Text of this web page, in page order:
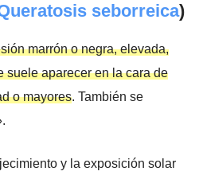
seborreica)
marrón o negra, elevada,
suele aparecer en la cara de
o mayores. También se
y la exposición solar